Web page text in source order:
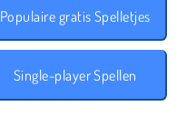
Populaire gratis Spelletjes
Single-player Spellen